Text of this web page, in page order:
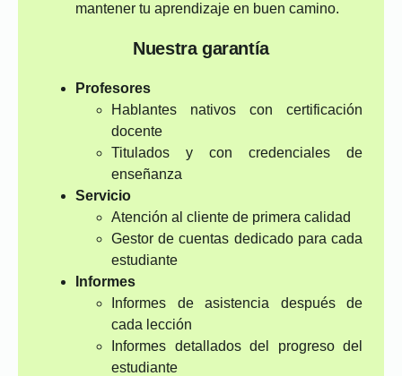
mantener tu aprendizaje en buen camino.
Nuestra garantía
Profesores
Hablantes nativos con certificación
docente
Titulados y con credenciales de
enseñanza
Servicio
Atención al cliente de primera calidad
Gestor de cuentas dedicado para cada
estudiante
Informes
Informes de asistencia después de
cada lección
Informes detallados del progreso del
estudiante